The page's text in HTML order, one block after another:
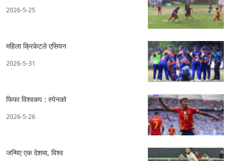
2026-5-25
महिला क्रिकेटले एसियन
2026-5-31
फिफा विश्वकप : स्पेनको
2026-5-26
जन्मिए एक देशमा, विश्व